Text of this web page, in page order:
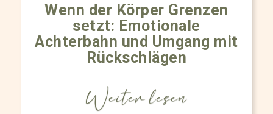
Wenn der Körper Grenzen
setzt: Emotionale
Achterbahn und Umgang mit
Rückschlägen
Weiter lesen